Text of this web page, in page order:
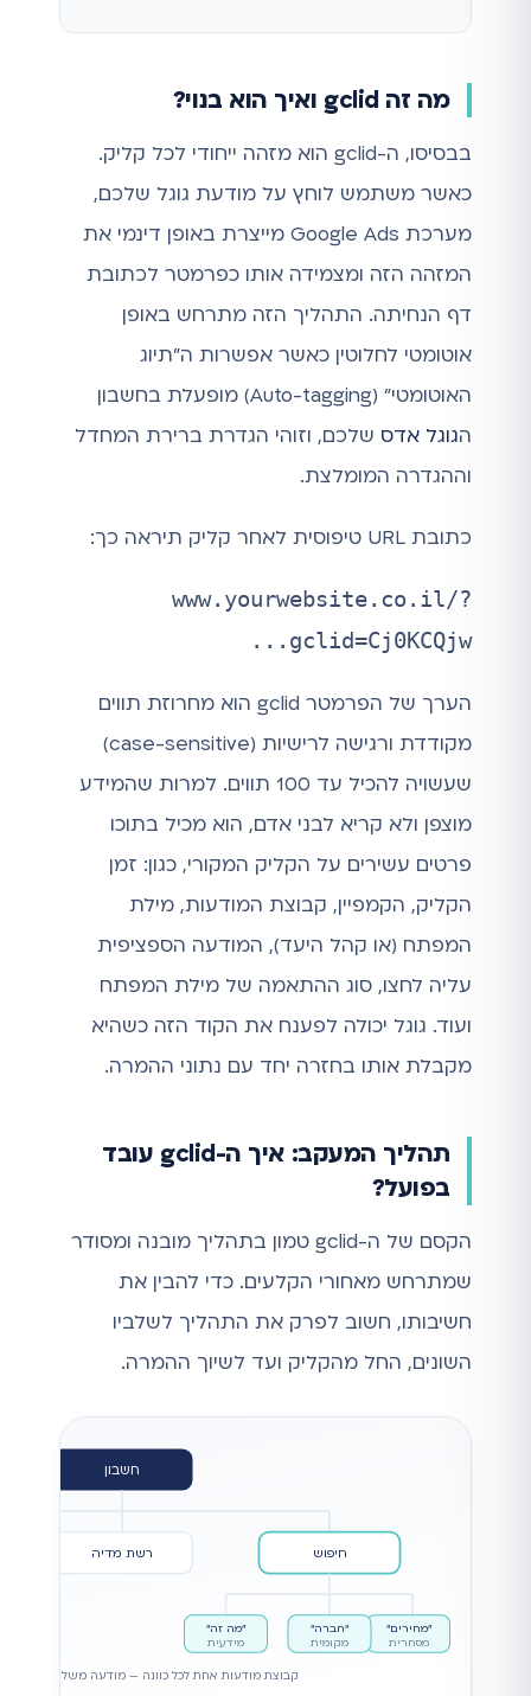
מה זה gclid ואיך הוא בנוי?
בבסיסו, ה-gclid הוא מזהה ייחודי לכל קליק.
כאשר משתמש לוחץ על מודעת גוגל שלכם,
מערכת Google Ads מייצרת באופן דינמי את
המזהה הזה ומצמידה אותו כפרמטר לכתובת
דף הנחיתה. התהליך הזה מתרחש באופן
אוטומטי לחלוטין כאשר אפשרות ה"תיוג
האוטומטי" (Auto-tagging) מופעלת בחשבון
הגוגל אדס שלכם, וזוהי הגדרת ברירת המחדל
וההגדרה המומלצת.
כתובת URL טיפוסית לאחר קליק תיראה כך:
www.yourwebsite.co.il/?
gclid=Cj0KCQjw...
הערך של הפרמטר gclid הוא מחרוזת תווים
מקודדת ורגישה לרישיות (case-sensitive)
שעשויה להכיל עד 100 תווים. למרות שהמידע
מוצפן ולא קריא לבני אדם, הוא מכיל בתוכו
פרטים עשירים על הקליק המקורי, כגון: זמן
הקליק, הקמפיין, קבוצת המודעות, מילת
המפתח (או קהל היעד), המודעה הספציפית
עליה לחצו, סוג ההתאמה של מילת המפתח
ועוד. גוגל יכולה לפענח את הקוד הזה כשהיא
מקבלת אותו בחזרה יחד עם נתוני ההמרה.
תהליך המעקב: איך ה-gclid עובד
בפועל?
הקסם של ה-gclid טמון בתהליך מובנה ומסודר
שמתרחש מאחורי הקלעים. כדי להבין את
חשיבותו, חשוב לפרק את התהליך לשלביו
השונים, החל מהקליק ועד לשיוך ההמרה.
חשבון
חיפוש רשת מדיה
"מחירים"
מסחרית
"חברה"
מקומית
"מה זה"
מידעית
קבוצת מודעות אחת לכל כוונה — מודעה משלה, עמוד